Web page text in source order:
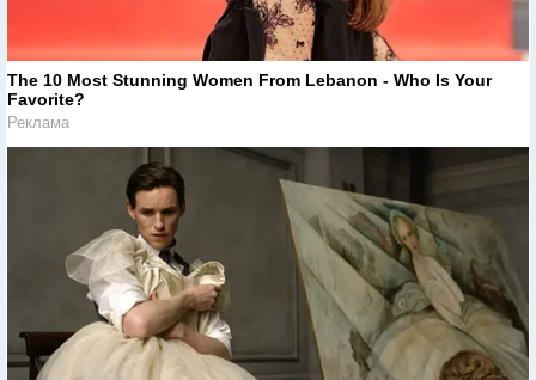
The 10 Most Stunning Women From Lebanon - Who Is Your
Favorite?
Реклама